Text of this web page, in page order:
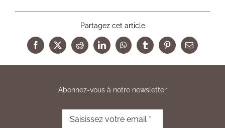
Partagez cet article
Facebook
X RedditLinkedInWhatsAppTumblrPinterestEmail
Abonnez-vous à notre newsletter